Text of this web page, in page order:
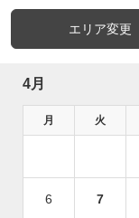
エリア変更
4月
月 火
6 7